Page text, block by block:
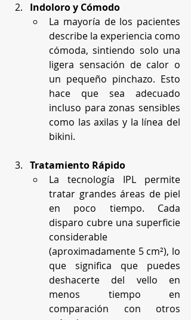
Indoloro y Cómodo
La mayoría de los pacientes
describe la experiencia como
cómoda, sintiendo solo una
ligera sensación de calor o
un pequeño pinchazo. Esto
hace que sea adecuado
incluso para zonas sensibles
como las axilas y la línea del
bikini.
Tratamiento Rápido
La tecnología IPL permite
tratar grandes áreas de piel
en poco tiempo. Cada
disparo cubre una superficie
considerable
(aproximadamente 5 cm²), lo
que significa que puedes
deshacerte del vello en
menos tiempo en
comparación con otros